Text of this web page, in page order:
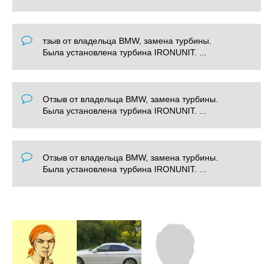
тзыв от владельца BMW, замена турбины.
Была установлена турбина IRONUNIT. ...
Отзыв от владельца BMW, замена турбины.
Была установлена турбина IRONUNIT. ...
Отзыв от владельца BMW, замена турбины.
Была установлена турбина IRONUNIT. ...